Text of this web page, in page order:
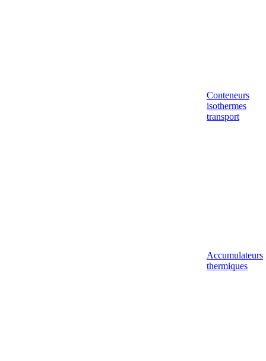
Conteneurs
isothermes
transport
Accumulateurs
thermiques